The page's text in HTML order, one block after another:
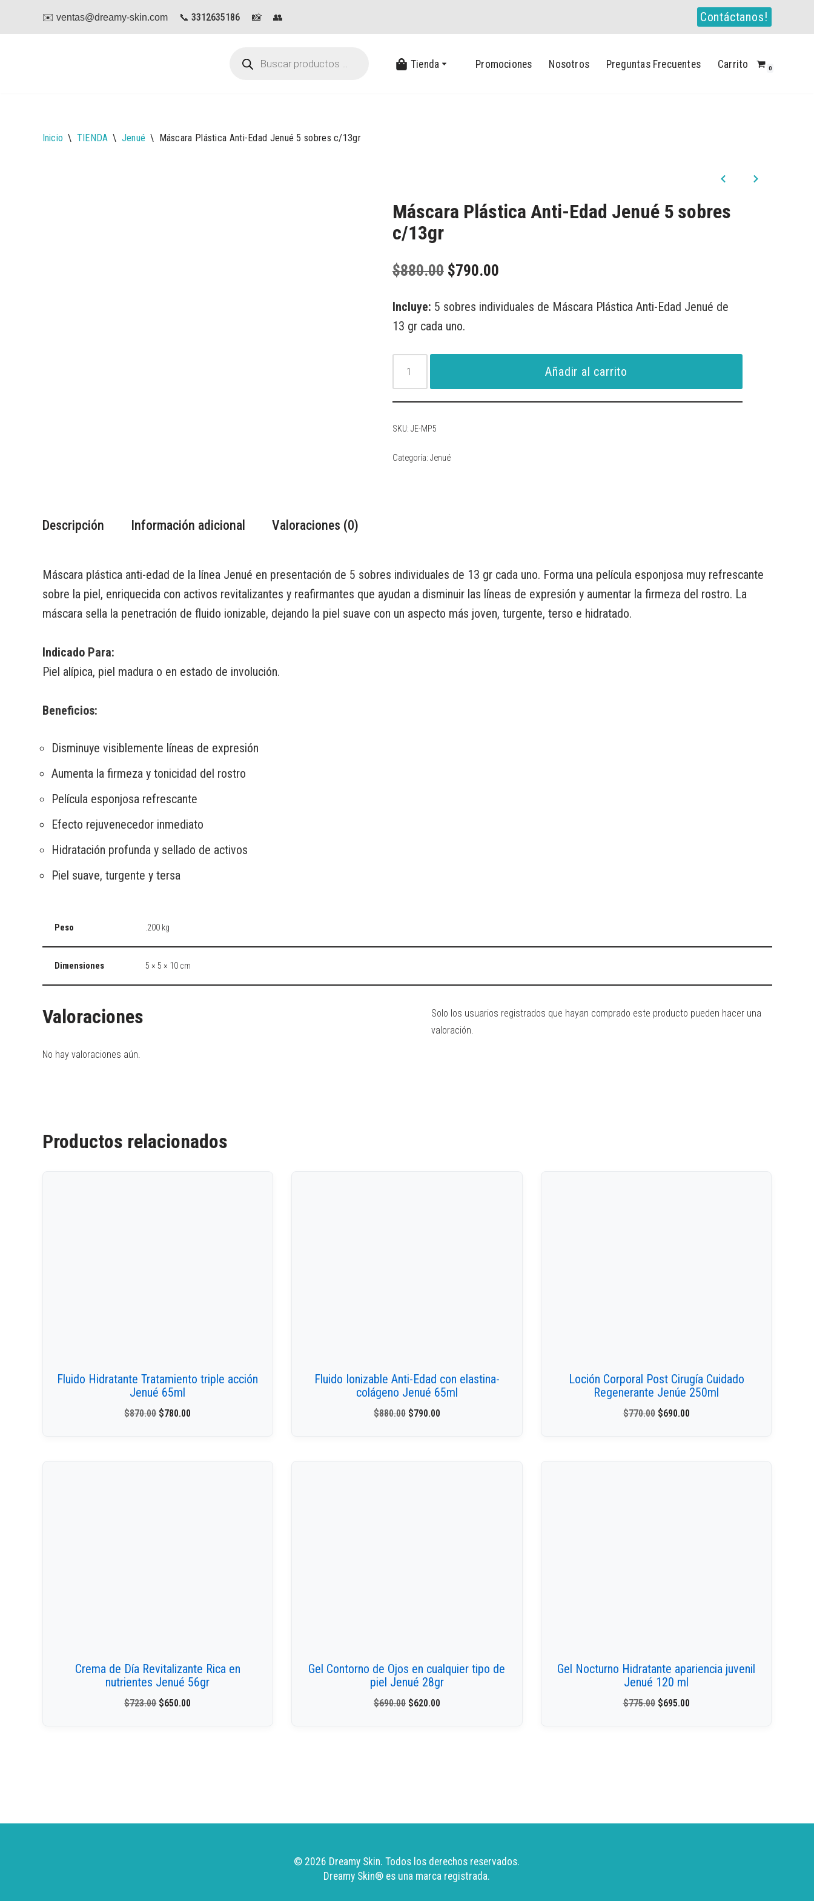
Saltar
✉️ ventas@dreamy-skin.com 📞 3312635186📸 👥 Contáctanos!
Tienda Promociones Nosotros Preguntas Frecuentes Carrito 0
Inicio \ TIENDA \ Jenué \ Máscara Plástica Anti-Edad Jenué 5 sobres c/13gr
Máscara Plástica Anti-Edad Jenué 5 sobres
c/13gr
$880.00 $790.00
Incluye: 5 sobres individuales de Máscara Plástica Anti-Edad Jenué de
13 gr cada uno.
Añadir al carrito
SKU: JE-MP5
Categoría: Jenué
Descripción Información adicional Valoraciones (0)
Máscara plástica anti-edad de la línea Jenué en presentación de 5 sobres individuales de 13 gr cada uno. Forma una película esponjosa muy refrescante
sobre la piel, enriquecida con activos revitalizantes y reafirmantes que ayudan a disminuir las líneas de expresión y aumentar la firmeza del rostro. La
máscara sella la penetración de fluido ionizable, dejando la piel suave con un aspecto más joven, turgente, terso e hidratado.
Indicado Para:
Piel alípica, piel madura o en estado de involución.
Beneficios:
Disminuye visiblemente líneas de expresión
Aumenta la firmeza y tonicidad del rostro
Película esponjosa refrescante
Efecto rejuvenecedor inmediato
Hidratación profunda y sellado de activos
Piel suave, turgente y tersa
Peso .200 kg
Dimensiones 5 × 5 × 10 cm
Valoraciones
No hay valoraciones aún.
Solo los usuarios registrados que hayan comprado este producto pueden hacer una
valoración.
Productos relacionados
Fluido Hidratante Tratamiento triple acción
Jenué 65ml
$870.00 $780.00
Fluido Ionizable Anti-Edad con elastina-
colágeno Jenué 65ml
$880.00 $790.00
Loción Corporal Post Cirugía Cuidado
Regenerante Jenúe 250ml
$770.00 $690.00
Crema de Día Revitalizante Rica en
nutrientes Jenué 56gr
$723.00 $650.00
Gel Contorno de Ojos en cualquier tipo de
piel Jenué 28gr
$690.00 $620.00
Gel Nocturno Hidratante apariencia juvenil
Jenué 120 ml
$775.00 $695.00
© 2026 Dreamy Skin. Todos los derechos reservados.
Dreamy Skin® es una marca registrada.